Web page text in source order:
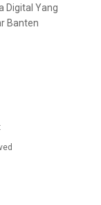
Digital Yang
Banten